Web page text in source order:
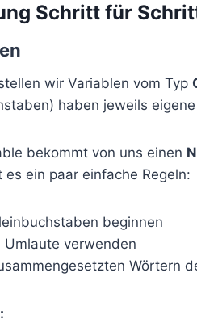
Schritt für
wir Variablen vom Typ
haben jeweils eigene
bekommt von uns einen
es ein paar einfache Regeln:
beginnen
Umlaute verwenden
Wörtern